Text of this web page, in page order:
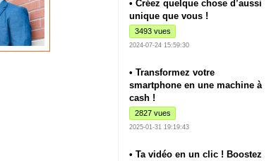
• Créez quelque chose d’aussi
unique que vous !
3493 vues
2024-07-24 15:59:30
• Transformez votre
smartphone en une machine à
cash !
2827 vues
2025-01-31 19:19:43
• Ta vidéo en un clic ! Boostez